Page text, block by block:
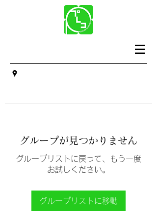
グループが見つかりません
グループリストに戻って、もう一度
お試しください。
グループリストに移動